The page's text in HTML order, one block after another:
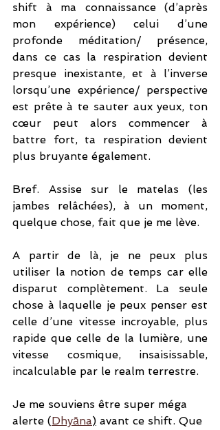
shift à ma connaissance (d’après
mon expérience) celui d’une
profonde méditation/ présence,
dans ce cas la respiration devient
presque inexistante, et à l’inverse
lorsqu’une expérience/ perspective
est prête à te sauter aux yeux, ton
cœur peut alors commencer à
battre fort, ta respiration devient
plus bruyante également.
Bref. Assise sur le matelas (les
jambes relâchées), à un moment,
quelque chose, fait que je me lève.
A partir de là, je ne peux plus
utiliser la notion de temps car elle
disparut complètement. La seule
chose à laquelle je peux penser est
celle d’une vitesse incroyable, plus
rapide que celle de la lumière, une
vitesse cosmique, insaisissable,
incalculable par le realm terrestre.
Je me souviens être super méga
alerte (Dhyāna) avant ce shift. Que